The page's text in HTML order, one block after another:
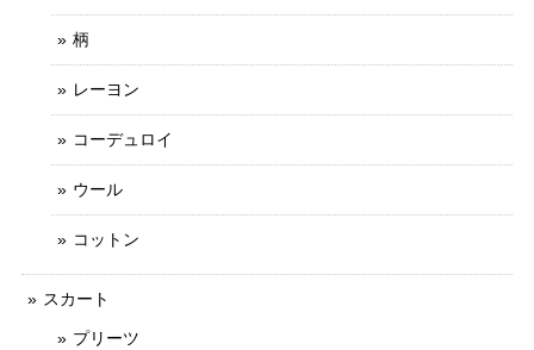
柄
レーヨン
コーデュロイ
ウール
コットン
スカート
プリーツ